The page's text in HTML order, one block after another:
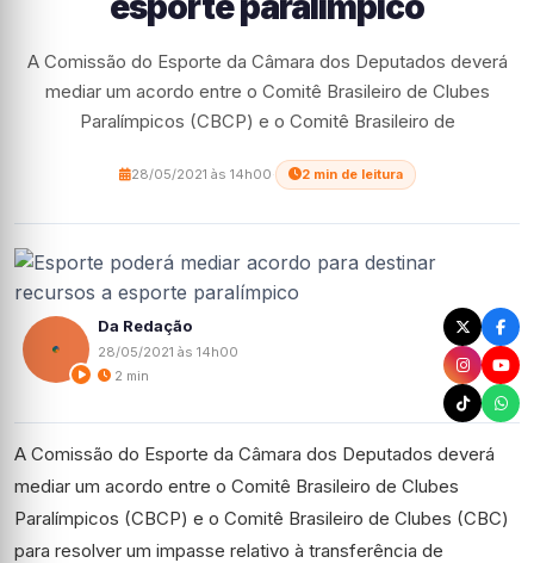
A Comissão do Esporte da Câmara dos Deputados deverá
mediar um acordo entre o Comitê Brasileiro de Clubes
Paralímpicos (CBCP) e o Comitê Brasileiro de
28/05/2021 às 14h00 2 min de leitura
Da Redação
28/05/2021 às 14h00
2 min
A Comissão do Esporte da Câmara dos Deputados deverá
mediar um acordo entre o Comitê Brasileiro de Clubes
Paralímpicos (CBCP) e o Comitê Brasileiro de Clubes (CBC)
para resolver um impasse relativo à transferência de